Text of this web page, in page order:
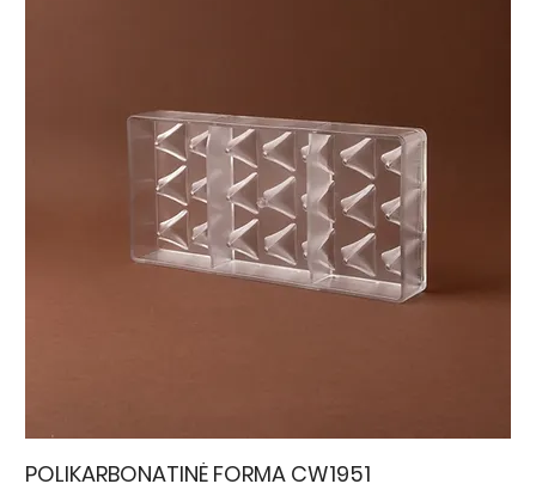
POLIKARBONATINĖ FORMA CW1951